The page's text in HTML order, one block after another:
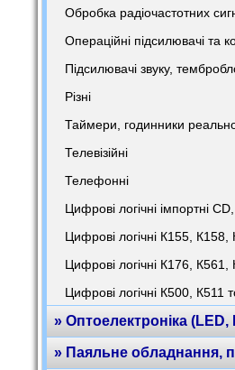
Обробка радіочастотних
Операційні підсилювачі та
Підсилювачі звуку,
Різні
Таймери, годинники
Телевізійні
Телефонні
Цифрові логічні імпортні
Цифрові логічні К155,
Цифрові логічні К176, К561,
Цифрові логічні К500, К511
» Оптоелектроніка
» Паяльне обладнання,